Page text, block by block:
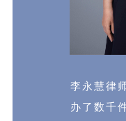
李永慧律
办了数千